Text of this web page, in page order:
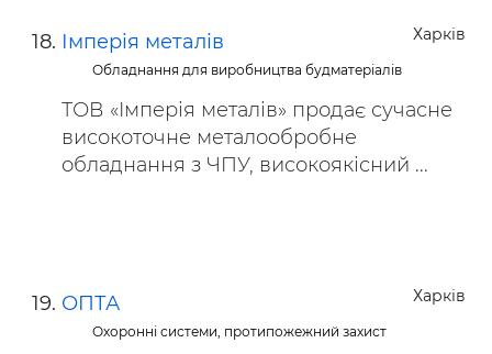
Харків
Імперія металів
Обладнання для виробництва будматеріалів
ТОВ «Імперія металів» продає сучасне
високоточне металообробне
обладнання з ЧПУ, високоякісний ...
Харків
ОПТА
Охоронні системи, протипожежний захист